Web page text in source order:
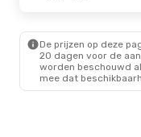
De prijzen op deze
20 dagen voor de
worden beschouwd
mee dat